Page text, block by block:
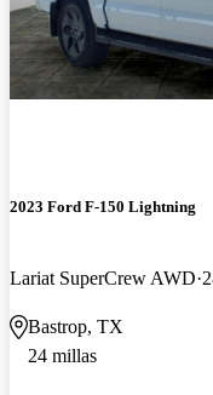
2023 Ford F-150 Lightning
Lariat SuperCrew AWD
Bastrop, TX
24 millas